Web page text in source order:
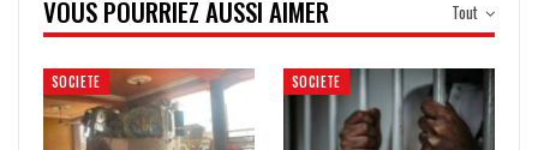
Tout
VOUS POURRIEZ AUSSI AIMER
SOCIETE SOCIETE